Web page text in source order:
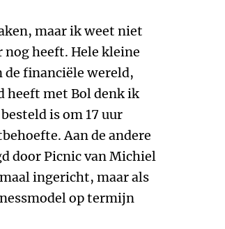
maar ik weet niet
heeft. Hele kleine
financiële wereld,
heeft met Bol denk ik
is om 17 uur
Aan de andere
door Picnic van Michiel
ingericht, maar als
op termijn